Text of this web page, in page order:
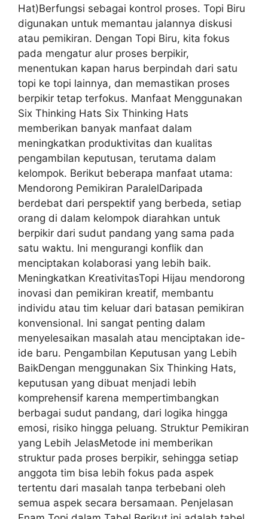
Hat)Berfungsi sebagai kontrol proses. Topi Biru
digunakan untuk memantau jalannya diskusi
atau pemikiran. Dengan Topi Biru, kita fokus
pada mengatur alur proses berpikir,
menentukan kapan harus berpindah dari satu
topi ke topi lainnya, dan memastikan proses
berpikir tetap terfokus. Manfaat Menggunakan
Six Thinking Hats Six Thinking Hats
memberikan banyak manfaat dalam
meningkatkan produktivitas dan kualitas
pengambilan keputusan, terutama dalam
kelompok. Berikut beberapa manfaat utama:
Mendorong Pemikiran ParalelDaripada
berdebat dari perspektif yang berbeda, setiap
orang di dalam kelompok diarahkan untuk
berpikir dari sudut pandang yang sama pada
satu waktu. Ini mengurangi konflik dan
menciptakan kolaborasi yang lebih baik.
Meningkatkan KreativitasTopi Hijau mendorong
inovasi dan pemikiran kreatif, membantu
individu atau tim keluar dari batasan pemikiran
konvensional. Ini sangat penting dalam
menyelesaikan masalah atau menciptakan ide-
ide baru. Pengambilan Keputusan yang Lebih
BaikDengan menggunakan Six Thinking Hats,
keputusan yang dibuat menjadi lebih
komprehensif karena mempertimbangkan
berbagai sudut pandang, dari logika hingga
emosi, risiko hingga peluang. Struktur Pemikiran
yang Lebih JelasMetode ini memberikan
struktur pada proses berpikir, sehingga setiap
anggota tim bisa lebih fokus pada aspek
tertentu dari masalah tanpa terbebani oleh
semua aspek secara bersamaan. Penjelasan